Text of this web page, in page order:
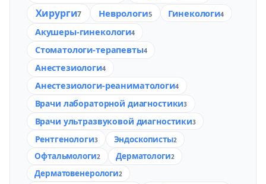
Хирурги7 Неврологи5 Гинекологи4
Акушеры-гинекологи4
Стоматологи-терапевты4
Анестезиологи4
Анестезиологи-реаниматологи4
Врачи лабораторной диагностики3
Врачи ультразвуковой диагностики3
Рентгенологи3 Эндоскописты2
Офтальмологи2 Дерматологи2
Дерматовенерологи2